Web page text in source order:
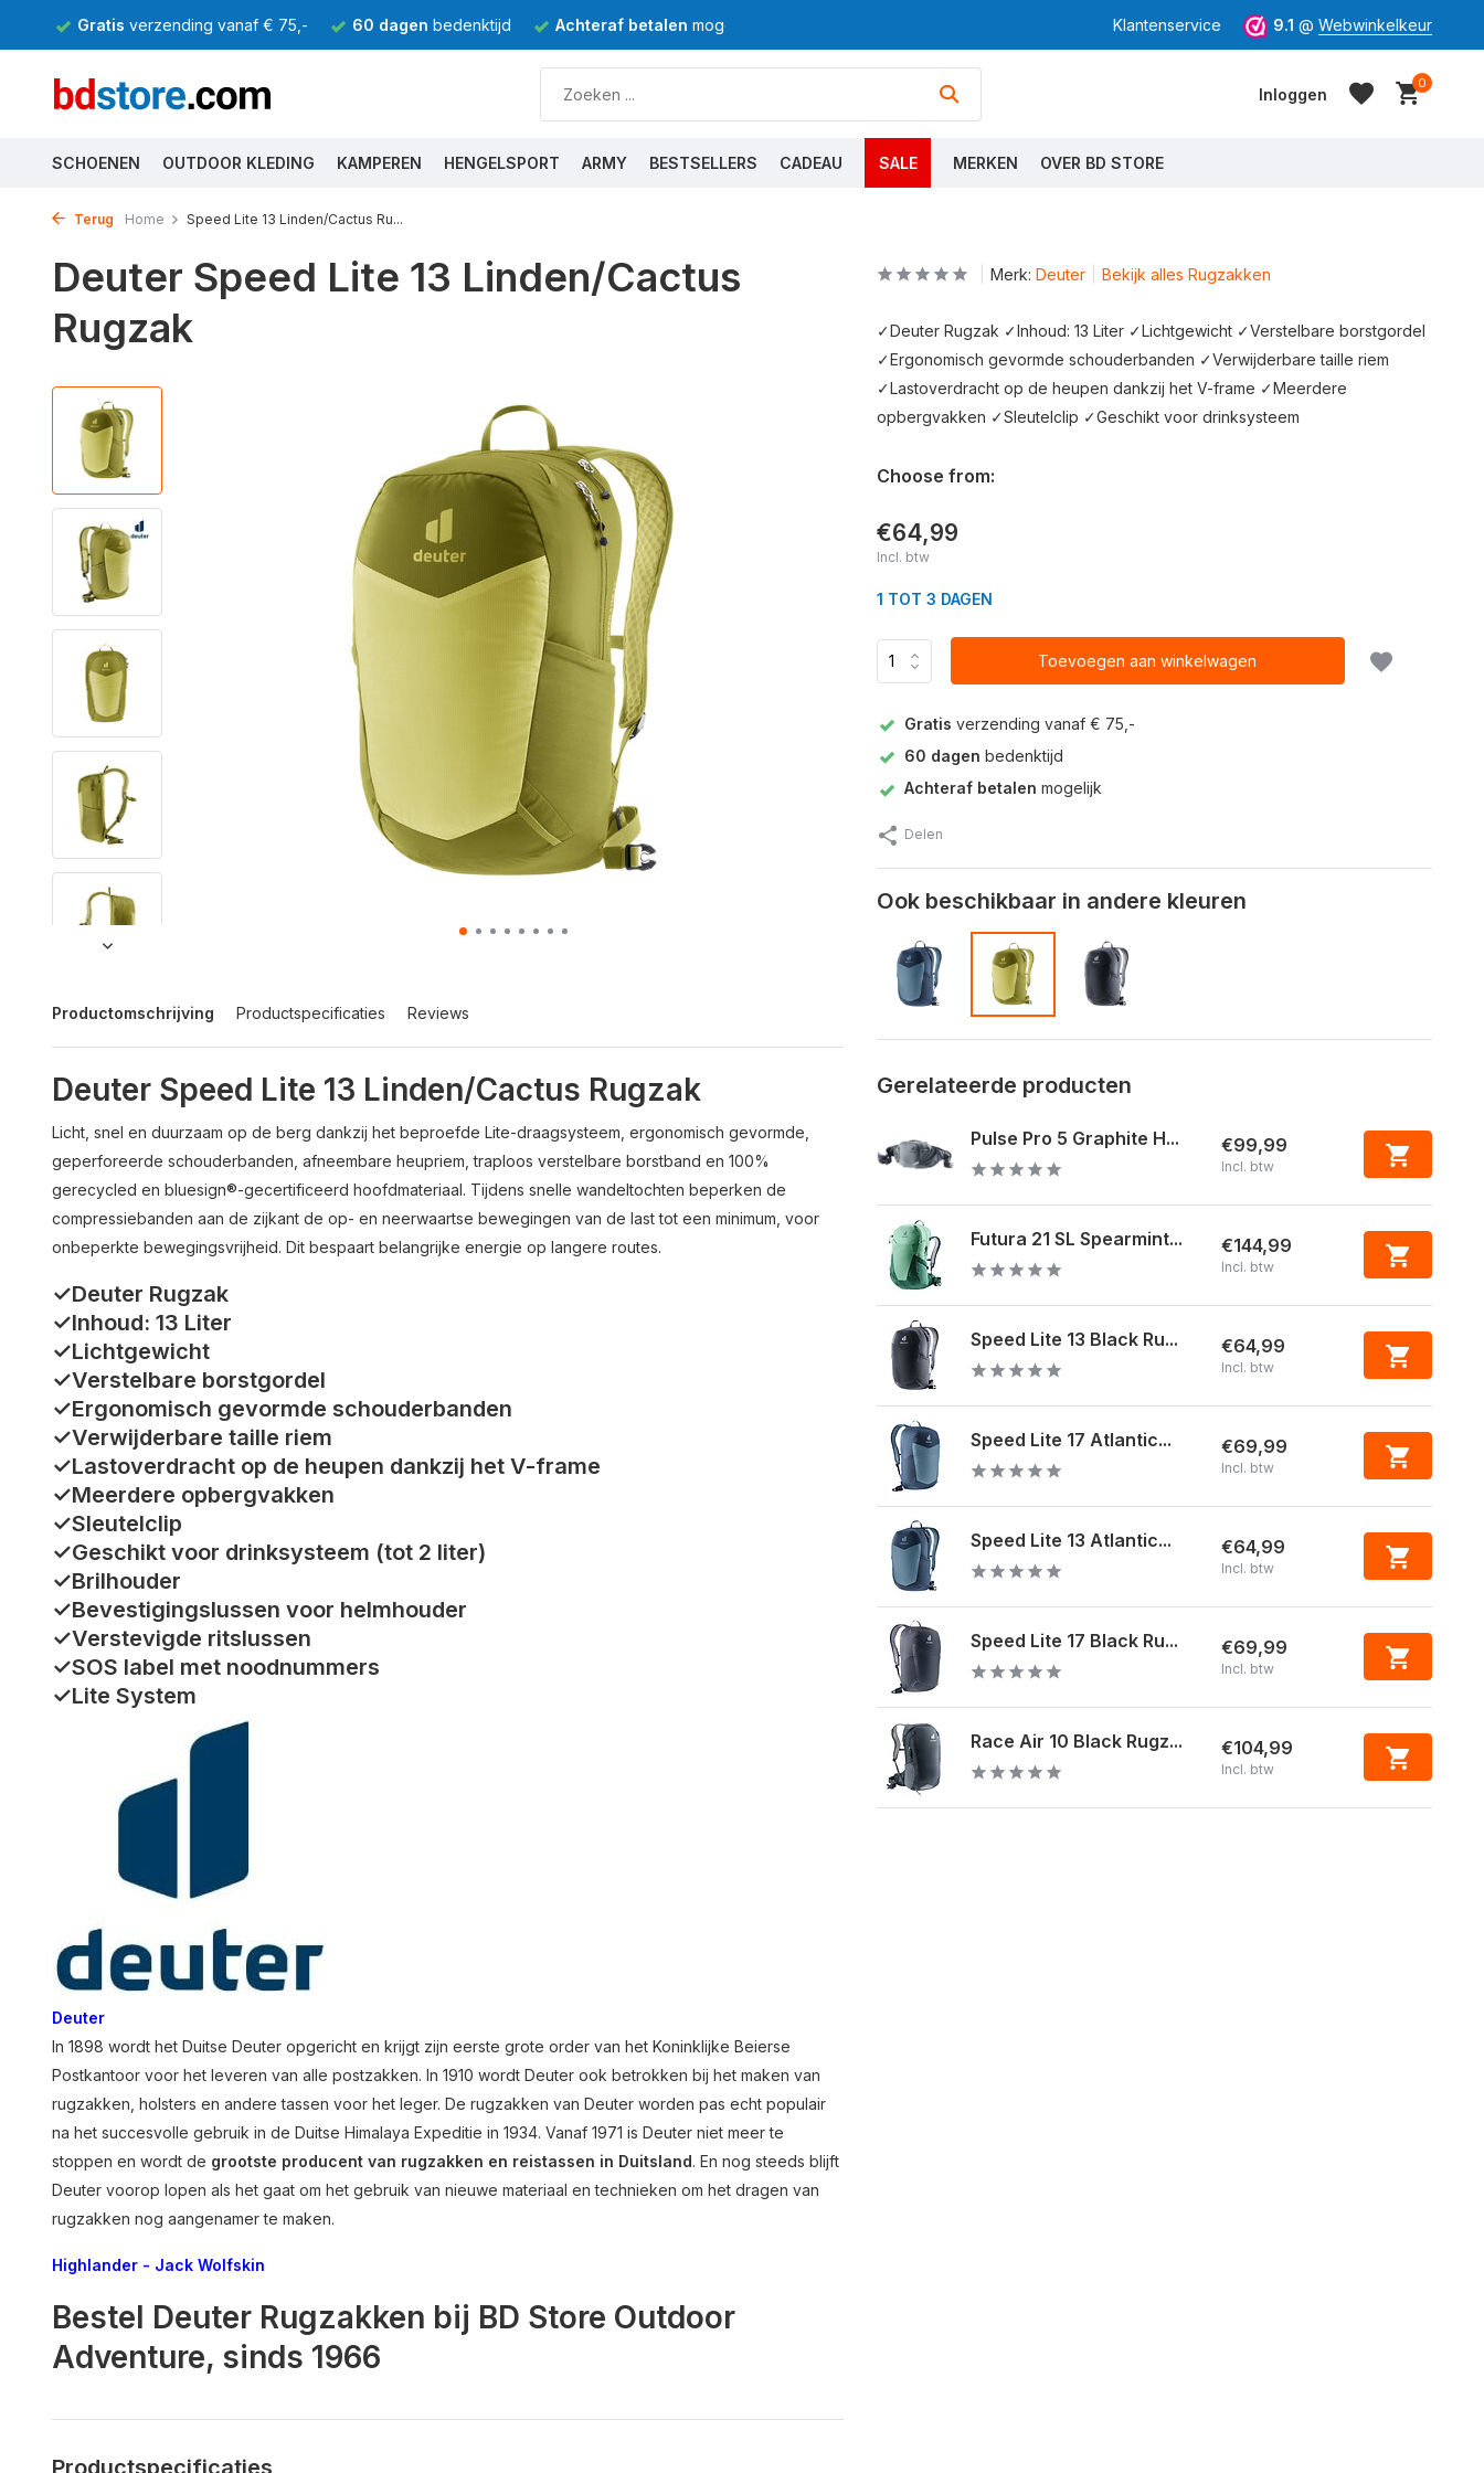
Gratis verzending vanaf € 75,- 60 dagen bedenktijd Achteraf betalen mogelijk Klantenservice 9.1 @ Webwinkelkeur
Inloggen
0
SCHOENEN OUTDOOR KLEDING KAMPEREN HENGELSPORT ARMY BESTSELLERS CADEAU SALE MERKEN OVER BD STORE
Terug Home Speed Lite 13 Linden/Cactus Ru...
Deuter Speed Lite 13 Linden/Cactus
Rugzak
Productomschrijving Productspecificaties Reviews
Deuter Speed Lite 13 Linden/Cactus Rugzak
Licht, snel en duurzaam op de berg dankzij het beproefde Lite-draagsysteem, ergonomisch gevormde,
geperforeerde schouderbanden, afneembare heupriem, traploos verstelbare borstband en 100%
gerecycled en bluesign®-gecertificeerd hoofdmateriaal. Tijdens snelle wandeltochten beperken de
compressiebanden aan de zijkant de op- en neerwaartse bewegingen van de last tot een minimum, voor
onbeperkte bewegingsvrijheid. Dit bespaart belangrijke energie op langere routes.
✓Deuter Rugzak
✓Inhoud: 13 Liter
✓Lichtgewicht
✓Verstelbare borstgordel
✓Ergonomisch gevormde schouderbanden
✓Verwijderbare taille riem
✓Lastoverdracht op de heupen dankzij het V-frame
✓Meerdere opbergvakken
✓Sleutelclip
✓Geschikt voor drinksysteem (tot 2 liter)
✓Brilhouder
✓Bevestigingslussen voor helmhouder
✓Verstevigde ritslussen
✓SOS label met noodnummers
✓Lite System
Deuter
In 1898 wordt het Duitse Deuter opgericht en krijgt zijn eerste grote order van het Koninklijke Beierse
Postkantoor voor het leveren van alle postzakken. In 1910 wordt Deuter ook betrokken bij het maken van
rugzakken, holsters en andere tassen voor het leger. De rugzakken van Deuter worden pas echt populair
na het succesvolle gebruik in de Duitse Himalaya Expeditie in 1934. Vanaf 1971 is Deuter niet meer te
stoppen en wordt de grootste producent van rugzakken en reistassen in Duitsland. En nog steeds blijft
Deuter voorop lopen als het gaat om het gebruik van nieuwe materiaal en technieken om het dragen van
rugzakken nog aangenamer te maken.
Highlander - Jack Wolfskin
Bestel Deuter Rugzakken bij BD Store Outdoor
Adventure, sinds 1966
Productspecificaties
Merk: Deuter Bekijk alles Rugzakken
✓Deuter Rugzak ✓Inhoud: 13 Liter ✓Lichtgewicht ✓Verstelbare borstgordel
✓Ergonomisch gevormde schouderbanden ✓Verwijderbare taille riem
✓Lastoverdracht op de heupen dankzij het V-frame ✓Meerdere
opbergvakken ✓Sleutelclip ✓Geschikt voor drinksysteem
Choose from:
€64,99
Incl. btw
1 TOT 3 DAGEN
Toevoegen aan winkelwagen
Gratis verzending vanaf € 75,-
60 dagen bedenktijd
Achteraf betalen mogelijk
Delen
Ook beschikbaar in andere kleuren
Gerelateerde producten
Pulse Pro 5 Graphite H... €99,99
Incl. btw
Futura 21 SL Spearmint... €144,99
Incl. btw
Speed Lite 13 Black Ru... €64,99
Incl. btw
Speed Lite 17 Atlantic... €69,99
Incl. btw
Speed Lite 13 Atlantic... €64,99
Incl. btw
Speed Lite 17 Black Ru... €69,99
Incl. btw
Race Air 10 Black Rugz... €104,99
Incl. btw